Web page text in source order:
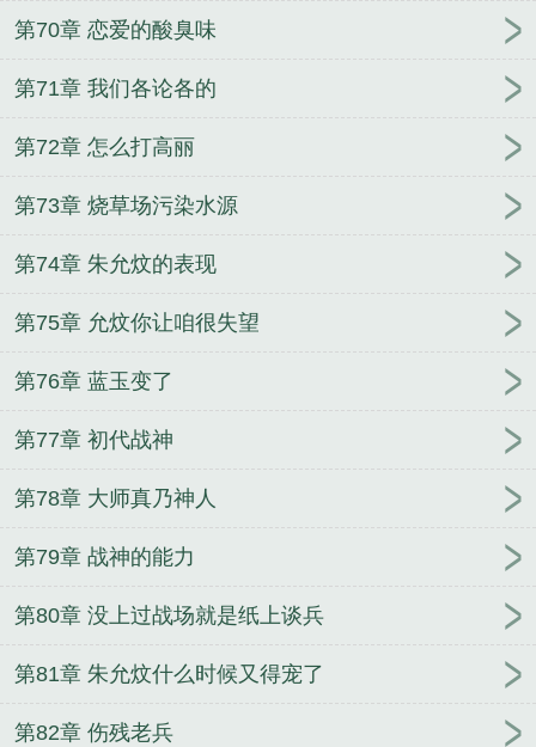
第70章 恋爱的酸臭味
第71章 我们各论各的
第72章 怎么打高丽
第73章 烧草场污染水源
第74章 朱允炆的表现
第75章 允炆你让咱很失望
第76章 蓝玉变了
第77章 初代战神
第78章 大师真乃神人
第79章 战神的能力
第80章 没上过战场就是纸上谈兵
第81章 朱允炆什么时候又得宠了
第82章 伤残老兵